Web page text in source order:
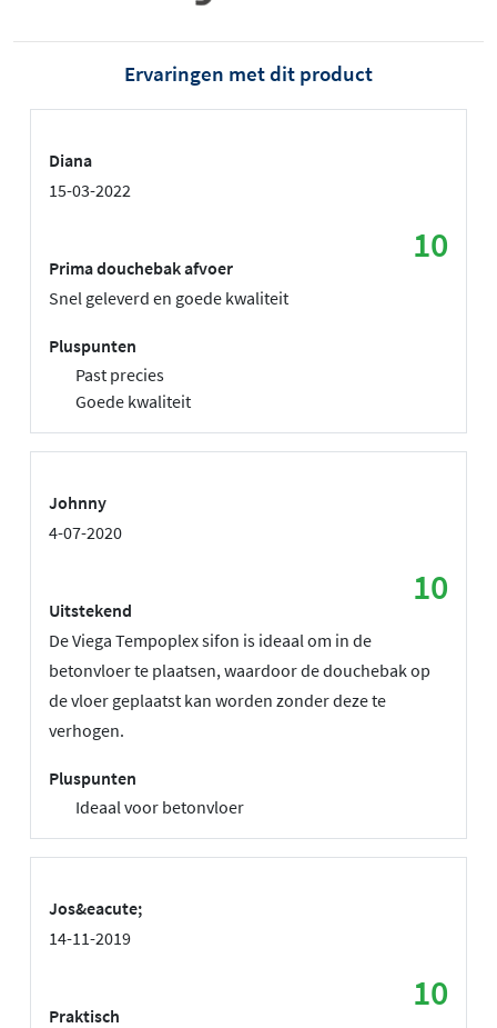
Ervaringen met dit product
Diana
15-03-2022
10
Prima douchebak afvoer
Snel geleverd en goede kwaliteit
Pluspunten
Past precies
Goede kwaliteit
Johnny
4-07-2020
10
Uitstekend
De Viega Tempoplex sifon is ideaal om in de
betonvloer te plaatsen, waardoor de douchebak op
de vloer geplaatst kan worden zonder deze te
verhogen.
Pluspunten
Ideaal voor betonvloer
Jos&eacute;
14-11-2019
10
Praktisch